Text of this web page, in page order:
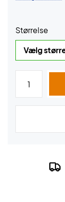
Størrelse